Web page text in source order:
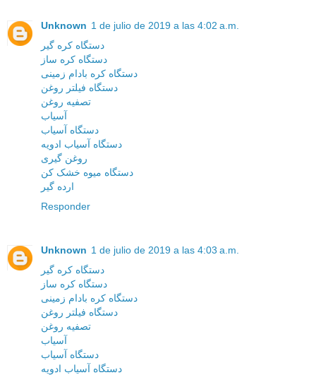
Unknown 1 de julio de 2019 a las 4:02 a.m.
دستگاه کره گیر
دستگاه کره ساز
دستگاه کره بادام زمینی
دستگاه فیلتر روغن
تصفیه روغن
آسیاب
دستگاه آسیاب
دستگاه آسیاب ادویه
روغن گیری
دستگاه میوه خشک کن
ارده گیر
Responder
Unknown 1 de julio de 2019 a las 4:03 a.m.
دستگاه کره گیر
دستگاه کره ساز
دستگاه کره بادام زمینی
دستگاه فیلتر روغن
تصفیه روغن
آسیاب
دستگاه آسیاب
دستگاه آسیاب ادویه